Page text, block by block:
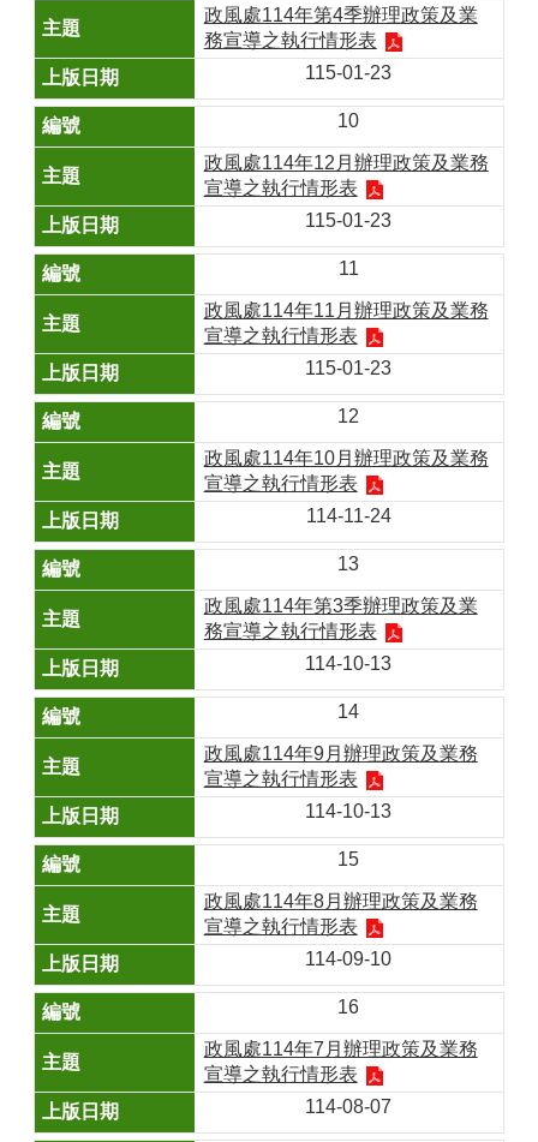
政風處114年第4季辦理政策及業
務宣導之執行情形表
115-01-23
10
政風處114年12月辦理政策及業務
宣導之執行情形表
115-01-23
11
政風處114年11月辦理政策及業務
宣導之執行情形表
115-01-23
12
政風處114年10月辦理政策及業務
宣導之執行情形表
114-11-24
13
政風處114年第3季辦理政策及業
務宣導之執行情形表
114-10-13
14
政風處114年9月辦理政策及業務
宣導之執行情形表
114-10-13
15
政風處114年8月辦理政策及業務
宣導之執行情形表
114-09-10
16
政風處114年7月辦理政策及業務
宣導之執行情形表
114-08-07